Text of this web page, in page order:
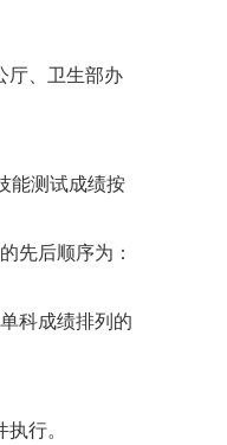
厅、卫生部办
能测试成绩按
先后顺序为：
科成绩排列的
行。